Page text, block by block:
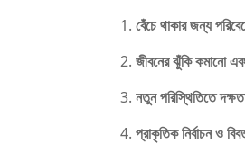
বেঁচে থাকার জন্য
জীবনের ঝুঁকি কমানো
নতুন পরিস্থিতিতে
প্রাকৃতিক নির্বাচন ও